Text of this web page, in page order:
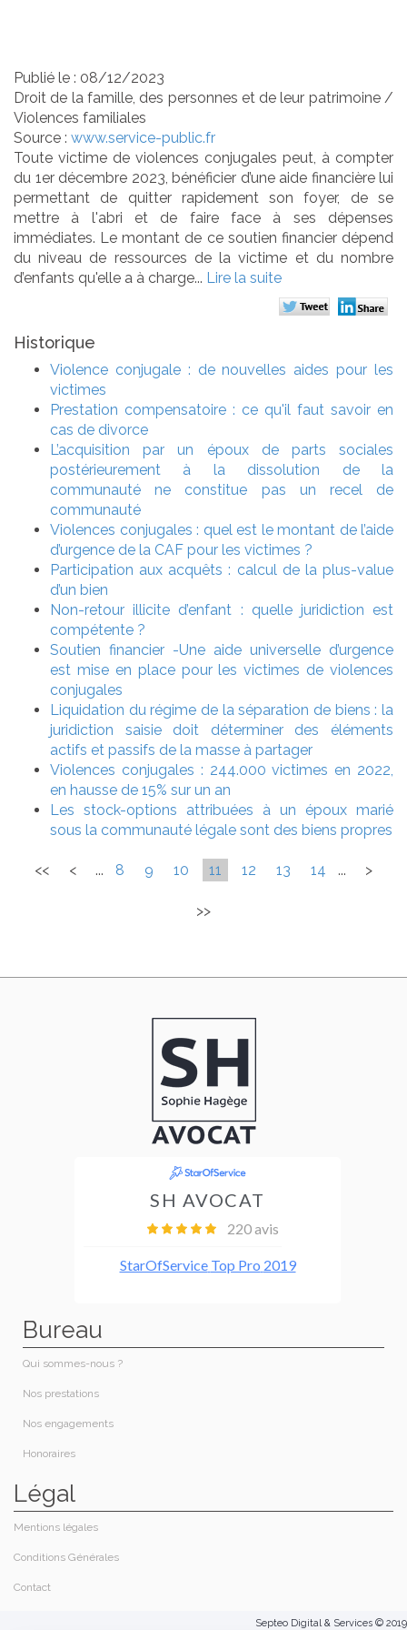
Publié le : 08/12/2023
Droit de la famille, des personnes et de leur patrimoine/
Violences familiales
Source : www.service-public.fr
Toute victime de violences conjugales peut, à compter
du 1er décembre 2023, bénéficier d’une aide financière lui
permettant de quitter rapidement son foyer, de se
mettre à l'abri et de faire face à ses dépenses
immédiates. Le montant de ce soutien financier dépend
du niveau de ressources de la victime et du nombre
d’enfants qu'elle a à charge... Lire la suite
Historique
Violence conjugale : de nouvelles aides pour les
victimes
Prestation compensatoire : ce qu'il faut savoir en
cas de divorce
L’acquisition par un époux de parts sociales
postérieurement à la dissolution de la
communauté ne constitue pas un recel de
communauté
Violences conjugales : quel est le montant de l’aide
d’urgence de la CAF pour les victimes ?
Participation aux acquêts : calcul de la plus-value
d’un bien
Non-retour illicite d’enfant : quelle juridiction est
compétente ?
Soutien financier -Une aide universelle d’urgence
est mise en place pour les victimes de violences
conjugales
Liquidation du régime de la séparation de biens : la
juridiction saisie doit déterminer des éléments
actifs et passifs de la masse à partager
Violences conjugales : 244.000 victimes en 2022,
en hausse de 15% sur un an
Les stock-options attribuées à un époux marié
sous la communauté légale sont des biens propres
<< < ... 8 9 10 11 12 13 14 ... >
>>
Bureau
Qui sommes-nous ?​
Nos prestations​
Nos engagements
Honoraires​
Légal
Contact
Mentions légales
Conditions Générales
Septeo Digital & Services © 2019